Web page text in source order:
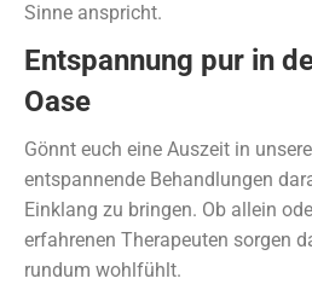
Sinne anspricht.
Entspannung pur in
Oase
Gönnt euch eine Auszeit in
entspannende Behandlungen
Einklang zu bringen. Ob allein
erfahrenen Therapeuten sorgen
rundum wohlfühlt.